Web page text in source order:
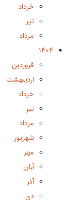
خرداد
تیر
مرداد
1404
فروردین
اردیبهشت
خرداد
تیر
مرداد
شهریور
مهر
آبان
آذر
دی